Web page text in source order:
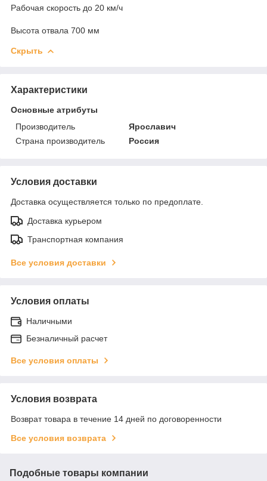
Рабочая скорость до 20 км/ч
Высота отвала 700 мм
Скрыть
Характеристики
Основные атрибуты
Производитель
Ярославич
Страна производитель
Россия
Условия доставки
Доставка осуществляется только по предоплате.
Доставка курьером
Транспортная компания
Все условия доставки
Условия оплаты
Наличными
Безналичный расчет
Все условия оплаты
Условия возврата
Возврат товара в течение 14 дней по договоренности
Все условия возврата
Подобные товары компании